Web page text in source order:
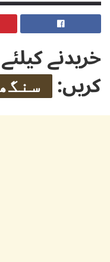
خریدنے
کریں: